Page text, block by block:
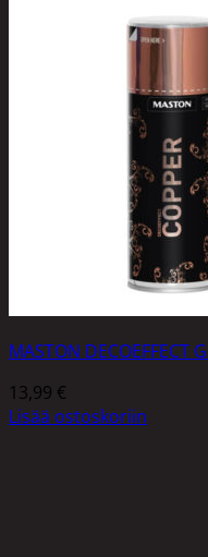
MASTON DECOEFFECT
13,99 €
Lisää ostoskoriin